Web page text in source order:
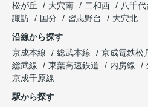
松が丘
大穴南 二和西 八千
諏訪
国分 習志野台
大穴北
沿線から探す
京成本線
総武本線 京成電鉄松
総武線
東葉高速鉄道 内房線
京成千原線
駅から探す